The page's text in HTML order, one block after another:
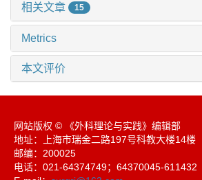
相关文章 15
Metrics
本文评价
网站版权 © 《外科理论与实践》编辑部
地址：上海市瑞金二路197号科教大楼14楼
邮编：200025
电话：021-64374749；64370045-611432